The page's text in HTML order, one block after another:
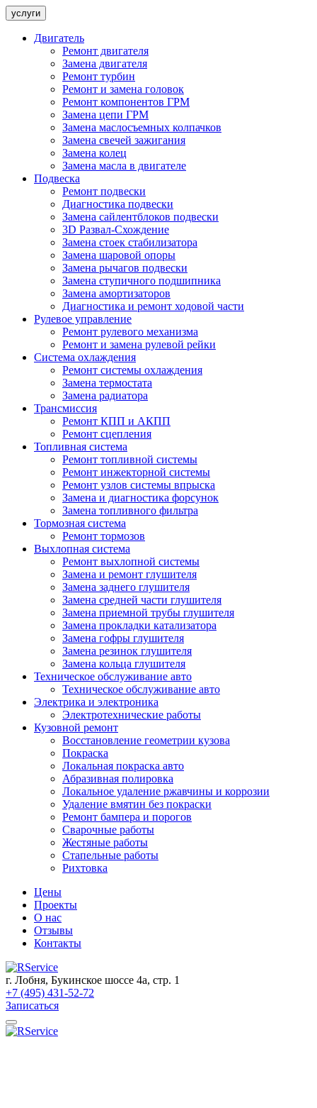
услуги
Двигатель
Ремонт двигателя
Замена двигателя
Ремонт турбин
Ремонт и замена головок
Ремонт компонентов ГРМ
Замена цепи ГРМ
Замена маслосъемных колпачков
Замена свечей зажигания
Замена колец
Замена масла в двигателе
Подвеска
Ремонт подвески
Диагностика подвески
Замена сайлентблоков подвески
3D Развал-Схождение
Замена стоек стабилизатора
Замена шаровой опоры
Замена рычагов подвески
Замена ступичного подшипника
Замена амортизаторов
Диагностика и ремонт ходовой части
Рулевое управление
Ремонт рулевого механизма
Ремонт и замена рулевой рейки
Система охлаждения
Ремонт системы охлаждения
Замена термостата
Замена радиатора
Трансмиссия
Ремонт КПП и АКПП
Ремонт сцепления
Топливная система
Ремонт топливной системы
Ремонт инжекторной системы
Ремонт узлов системы впрыска
Замена и диагностика форсунок
Замена топливного фильтра
Тормозная система
Ремонт тормозов
Выхлопная система
Ремонт выхлопной системы
Замена и ремонт глушителя
Замена заднего глушителя
Замена средней части глушителя
Замена приемной трубы глушителя
Замена прокладки катализатора
Замена гофры глушителя
Замена резинок глушителя
Замена кольца глушителя
Техническое обслуживание авто
Техническое обслуживание авто
Электрика и электроника
Электротехнические работы
Кузовной ремонт
Восстановление геометрии кузова
Покраска
Локальная покраска авто
Абразивная полировка
Локальное удаление ржавчины и коррозии
Удаление вмятин без покраски
Ремонт бампера и порогов
Сварочные работы
Жестяные работы
Стапельные работы
Рихтовка
Цены
Проекты
О нас
Отзывы
Контакты
г. Лобня, Букинское шоссе 4а, стр. 1
+7 (495) 431-52-72
Записаться